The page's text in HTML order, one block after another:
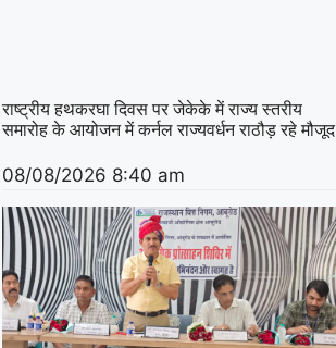
राष्ट्रीय हथकरघा दिवस पर जेकेके में राज्य स्तरीय
समारोह के आयोजन में कर्नल राज्यवर्धन राठौड़ रहे मौजूद
08/08/2026 8:40 am